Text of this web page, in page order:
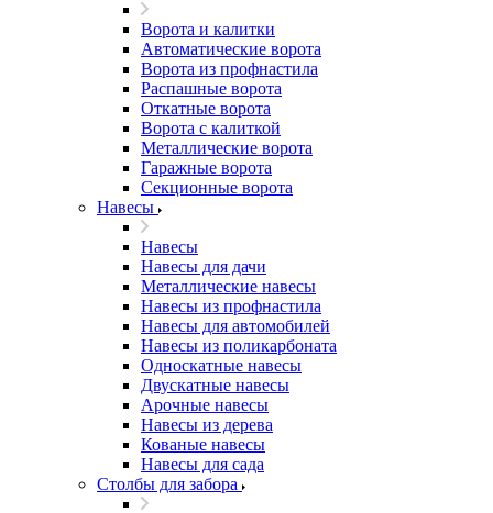
Ворота и калитки
Автоматические ворота
Ворота из профнастила
Распашные ворота
Откатные ворота
Ворота с калиткой
Металлические ворота
Гаражные ворота
Секционные ворота
Навесы
Навесы
Навесы для дачи
Металлические навесы
Навесы из профнастила
Навесы для автомобилей
Навесы из поликарбоната
Односкатные навесы
Двускатные навесы
Арочные навесы
Навесы из дерева
Кованые навесы
Навесы для сада
Столбы для забора